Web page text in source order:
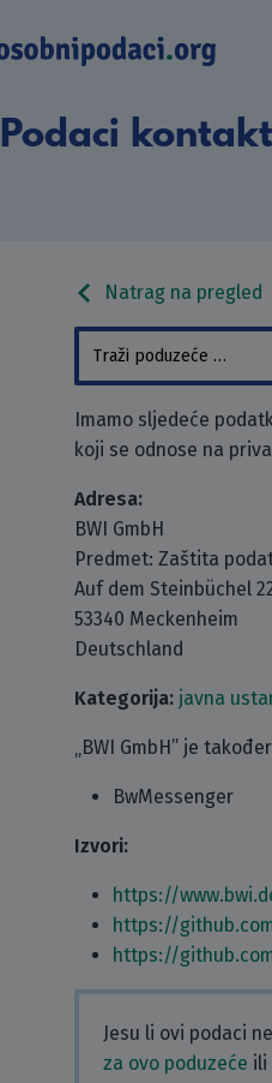
Podaci
Natrag na pregled
Imamo sljedeće
koji se odnose na
Adresa:
BWI GmbH
Predmet: Zaštita
Auf dem Steinbüchel
53340 Meckenheim
Deutschland
Kategorija: javna
„BWI GmbH” je
BwMessenger
Izvori:
https://
https://
https://
Jesu li ovi podaci
za ovo poduzeće ili